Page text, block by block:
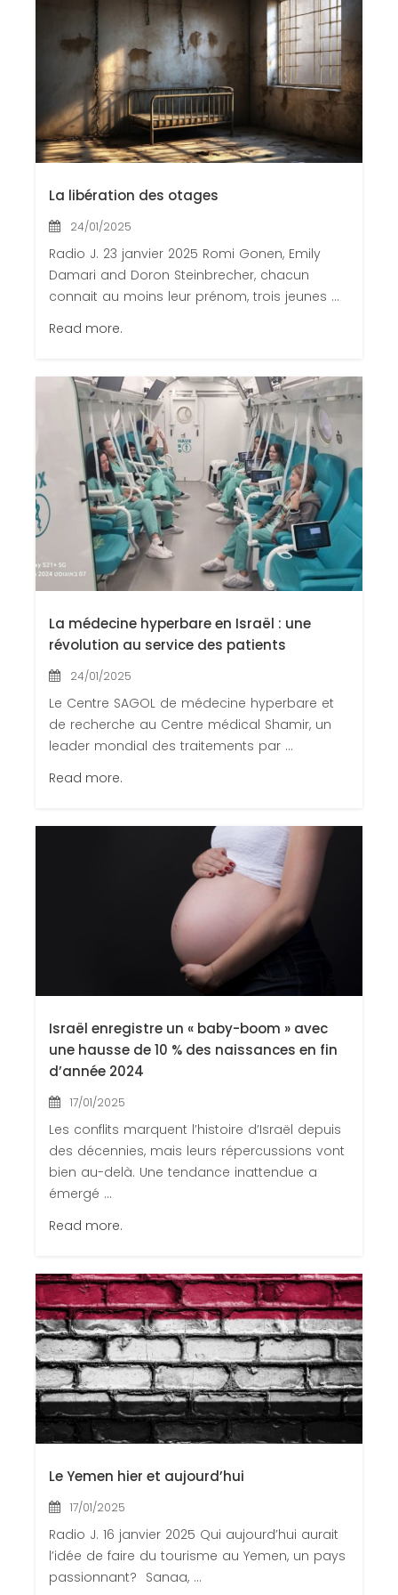
Congrès 2018
Congrès 2019
Congrès 2020
La libération des otages
24/01/2025
Radio J. 23 janvier 2025 Romi Gonen, Emily
Damari and Doron Steinbrecher, chacun
connait au moins leur prénom, trois jeunes ...
Read more.
La médecine hyperbare en Israël : une
révolution au service des patients
24/01/2025
Le Centre SAGOL de médecine hyperbare et
de recherche au Centre médical Shamir, un
leader mondial des traitements par ...
Read more.
Israël enregistre un « baby-boom » avec
une hausse de 10 % des naissances en fin
d’année 2024
17/01/2025
Les conflits marquent l’histoire d’Israël depuis
des décennies, mais leurs répercussions vont
bien au-delà. Une tendance inattendue a
émergé ...
Read more.
Le Yemen hier et aujourd’hui
17/01/2025
Radio J. 16 janvier 2025 Qui aujourd’hui aurait
l’idée de faire du tourisme au Yemen, un pays
passionnant? Sanaa, ...